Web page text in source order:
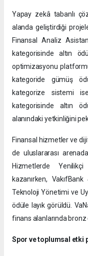
Yapay zekâ tabanlı
alanda geliştirdiği
Finansal Analiz
kategorisinde altın
optimizasyonu
kategoride gümüş
kategorize sistemi
kategorisinde altın
alanındaki yetkinliğini
Finansal hizmetler ve
de uluslararası
Hizmetlerde
kazanırken,
Teknoloji Yönetimi ve
ödüle layık görüldü.
finans alanlarında bronz
Spor ve toplumsal etki